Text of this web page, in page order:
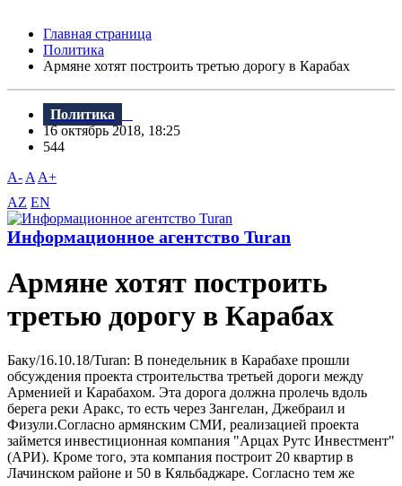
Главная страница
Политика
Армяне хотят построить третью дорогу в Карабах
Политика
16 октябрь 2018, 18:25
544
A- A A+
AZ EN
Информационное агентство Turan
Армяне хотят построить
третью дорогу в Карабах
Баку/16.10.18/Turan: B понедельник в Карабахе прошли
обсуждения проекта строительства третьей дороги между
Арменией и Карабахом. Эта дорога должна пролечь вдоль
берега реки Аракс, то есть через Зангелан, Джебраил и
Физули.Согласно армянским СМИ, реализацией проекта
займется инвестиционная компания "Арцах Рутс Инвестмент"
(АРИ). Кроме того, эта компания построит 20 квартир в
Лачинском районе и 50 в Кяльбаджаре. Согласно тем же